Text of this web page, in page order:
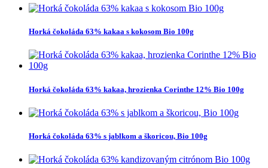
Horká čokoláda 63% kakaa s kokosom Bio 100g
Horká čokoláda 63% kakaa, hrozienka Corinthe 12% Bio 100g
Horká čokoláda 63% s jablkom a škoricou, Bio 100g